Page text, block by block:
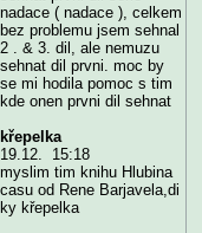
nadace ( nadace ), celkem
bez problemu jsem sehnal
2 . & 3. dil, ale nemuzu
sehnat dil prvni. moc by
se mi hodila pomoc s tim
kde onen prvni dil sehnat
křepelka
19.12. 15:18
myslim tim knihu Hlubina
casu od Rene Barjavela,di
ky křepelka